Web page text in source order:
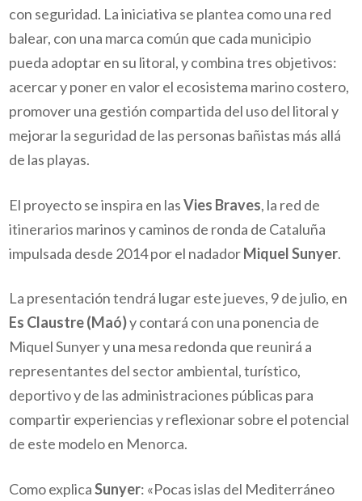
con seguridad. La iniciativa se plantea como una red
balear, con una marca común que cada municipio
pueda adoptar en su litoral, y combina tres objetivos:
acercar y poner en valor el ecosistema marino costero,
promover una gestión compartida del uso del litoral y
mejorar la seguridad de las personas bañistas más allá
de las playas.
El proyecto se inspira en lasVies Braves, la red de
itinerarios marinos y caminos de ronda de Cataluña
impulsada desde 2014 por el nadadorMiquel Sunyer.
La presentación tendrá lugar este jueves, 9 de julio, en
Es Claustre (Maó)y contará con una ponencia de
Miquel Sunyer y una mesa redonda que reunirá a
representantes del sector ambiental, turístico,
deportivo y de las administraciones públicas para
compartir experiencias y reflexionar sobre el potencial
de este modelo en Menorca.
Como explicaSunyer: «Pocas islas del Mediterráneo